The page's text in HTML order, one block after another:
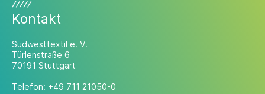
Kontakt
Südwesttextil e. V.
Türlenstraße 6
70191 Stuttgart
Telefon: +49 711 21050-0